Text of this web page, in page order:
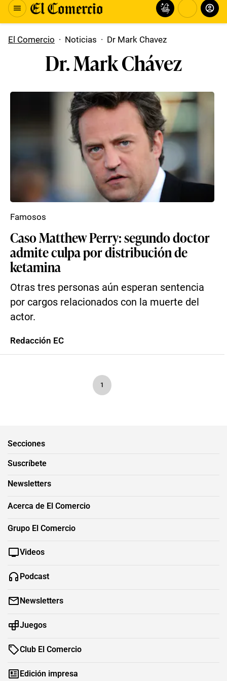
El Comercio · Noticias · Dr Mark Chavez
Dr. Mark Chávez
Caso Matthew Perry: segundo doctor
admite culpa por distribución de
ketamina
Otras tres personas aún esperan sentencia
por cargos relacionados con la muerte del
actor.
Famosos
Redacción EC
1
Secciones
Suscríbete
Newsletters
Acerca de El Comercio
Grupo El Comercio
Videos
Podcast
Newsletters
Juegos
Club El Comercio
Edición impresa